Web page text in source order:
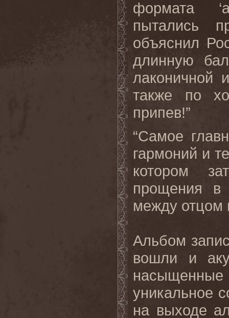
формата
пытались
объяснил
длинную
лаконичной
также по
припев!”
“Самое
гармоний и
котором
прощения в
между отцом
Альбом
вошли и
насыщенные
уникальное
на выходе